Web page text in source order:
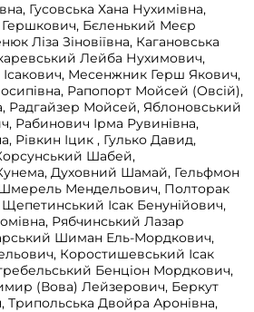
Гусовська Хана Нухимівна,
Гершкович, Бєленький Меєр
Ліза Зіновіївна, Кагановська
Лейба Нухимович,
Ісакович, Месенжник Герш Якович,
Рапопорт Мойсей (Овсій),
Радгайзер Мойсей, Яблоновський
Рабинович Ірма Рувинівна,
Рівкин Іцик , Гулько Давид,
Шабей,
Духовний Шамай, Гельфмон
Мендельович, Полторак
Ісак Бенунійович,
Рябчинський Лазар
Шиман Ель-Мордкович,
Коростишевський Ісак
Бенціон Мордкович,
(Вова) Лейзерович, Беркут
Двойра Аронівна,